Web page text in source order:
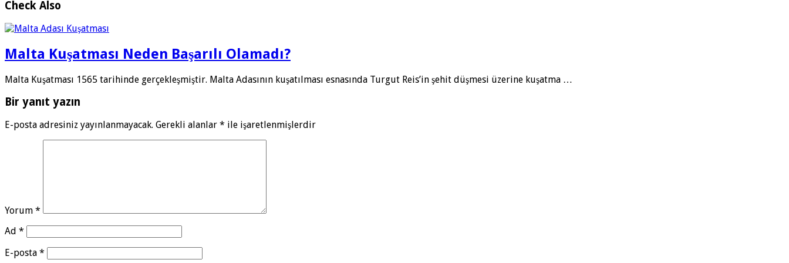
Check Also
Malta Kuşatması Neden Başarılı Olamadı?
Malta Kuşatması 1565 tarihinde gerçekleşmiştir. Malta Adasının kuşatılması esnasında Turgut Reis’in şehit düşmesi üzerine kuşatma …
Bir yanıt yazın
E-posta adresiniz yayınlanmayacak. Gerekli alanlar * ile işaretlenmişlerdir
Yorum *
Ad *
E-posta *